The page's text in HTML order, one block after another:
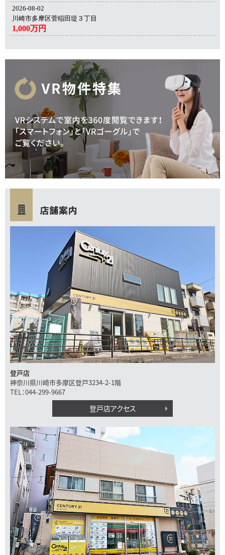
2026-08-02
川崎市多摩区菅稲田堤３丁目
1,000万円
登戸店
神奈川県川崎市多摩区登戸3234-2-1階
TEL：044-299-9667
登戸店アクセス